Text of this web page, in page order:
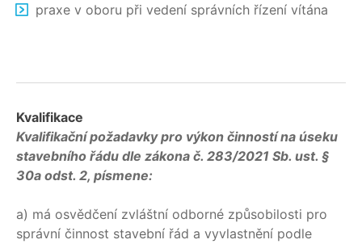
praxe v oboru při vedení správních řízení vítána
Kvalifikace
Kvalifikační požadavky pro výkon činností na úseku
stavebního řádu dle zákona č. 283/2021 Sb. ust. §
30a odst. 2, písmene:
a) má osvědčení zvláštní odborné způsobilosti pro
správní činnost stavební řád a vyvlastnění podle